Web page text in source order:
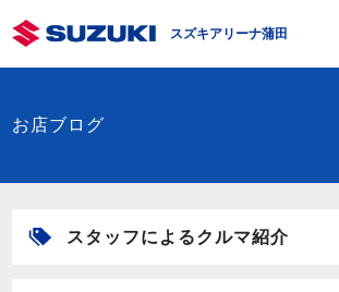
スズキアリーナ蒲田
お店ブログ
スタッフによるクルマ紹介